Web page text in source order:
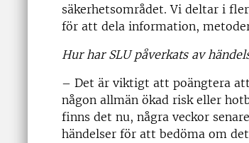
säkerhetsområdet. Vi deltar i
för att dela information,
Hur har SLU påverkats av
– Det är viktigt att poängtera
någon allmän ökad risk eller
finns det nu, några veckor
händelser för att bedöma om